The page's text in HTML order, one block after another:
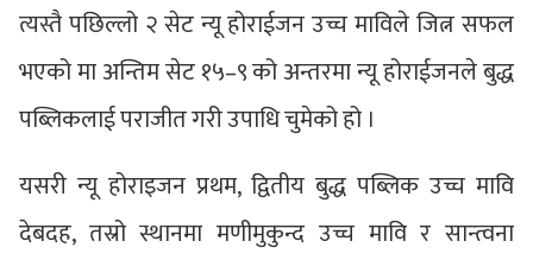
त्यस्तै पछिल्लो २ सेट न्यू होराईजन उच्च माविले जित्न सफल
भएको मा अन्तिम सेट १५–९ को अन्तरमा न्यू होराईजनले बुद्ध
पब्लिकलाई पराजीत गरी उपाधि चुमेको हो ।
यसरी न्यू होराइजन प्रथम, द्वितीय बुद्ध पब्लिक उच्च मावि
देबदह, तस्रो स्थानमा मणीमुकुन्द उच्च मावि र सान्त्वना